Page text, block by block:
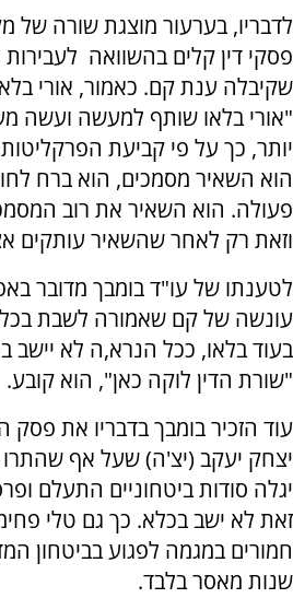
לדבריו, בערעור מוצגת שורה של
פסקי דין קלים בהשוואה
שקיבלה ענת קם. כאמור, אורי
"אורי בלאו שותף למעשה ועשה
יותר, כך על פי קביעת
הוא השאיר מסמכים, הוא ברח
פעולה. הוא השאיר את רוב
וזאת רק לאחר שהשאיר עותקים
לטענתו של עו"ד בומבך מדובר
עונשה של קם שאמורה לשבת
בעוד בלאו, ככל הנרא,ה לא יישב
"שורת הדין לוקה כאן", הוא קובע.
עוד הזכיר בומבך בדבריו את
יצחק יעקב (יצ'ה) שעל אף שהתרו
יגלה סודות ביטחוניים התעלם
זאת לא ישב בכלא. כך גם טלי
חמורים במגמה לפגוע בביטחון
שנות מאסר בלבד.